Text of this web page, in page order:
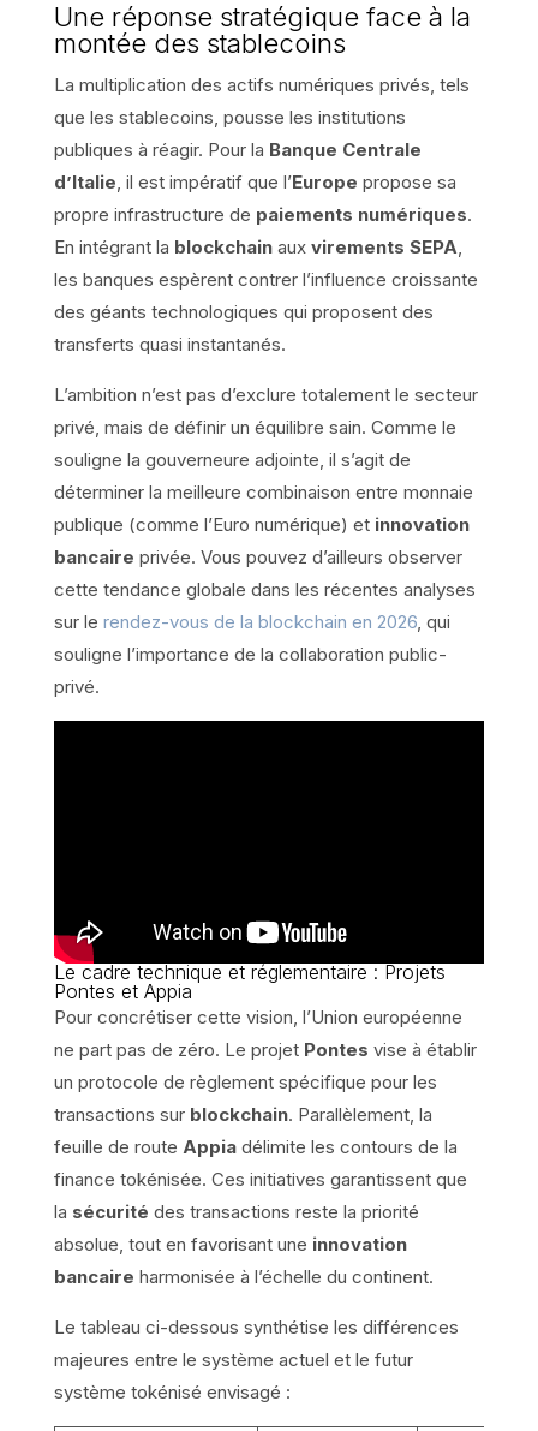
Une réponse stratégique face à la
montée des stablecoins
La multiplication des actifs numériques privés, tels
que les stablecoins, pousse les institutions
publiques à réagir. Pour la Banque Centrale
d’Italie , il est impératif que l’Europe propose sa
propre infrastructure de paiements numériques.
En intégrant la blockchainaux virements SEPA
les banques espèrent contrer l’influence croissante
des géants technologiques qui proposent des
transferts quasi instantanés.
L’ambition n’est pas d’exclure totalement le secteur
privé, mais de définir un équilibre sain. Comme le
souligne la gouverneure adjointe, il s’agit de
déterminer la meilleure combinaison entre monnaie
publique (comme l’Euro numérique) et innovation
bancaire privée. Vous pouvez d’ailleurs observer
cette tendance globale dans les récentes analyses
sur le rendez-vous de la blockchain en 2026, qui
souligne l’importance de la collaboration public-
privé.
Le cadre technique et réglementaire : Projets
Pontes et Appia
Pour concrétiser cette vision, l’Union européenne
ne part pas de zéro. Le projet Pontes vise à établir
un protocole de règlement spécifique pour les
transactions sur blockchain. Parallèlement, la
feuille de route Appiadélimite les contours de la
finance tokénisée. Ces initiatives garantissent que
la sécurité des transactions reste la priorité
absolue, tout en favorisant une innovation
bancaire harmonisée à l’échelle du continent.
Le tableau ci-dessous synthétise les différences
majeures entre le système actuel et le futur
système tokénisé envisagé :